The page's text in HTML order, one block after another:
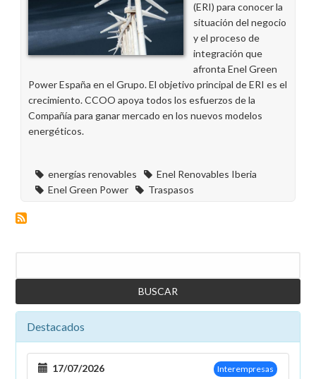
(ERI) para conocer la
situación del negocio
y el proceso de
integración que
afronta Enel Green
Power España en el Grupo. El objetivo principal de ERI es el
crecimiento. CCOO apoya todos los esfuerzos de la
Compañía para ganar mercado en los nuevos modelos
energéticos.
energías renovables
Enel Renovables Iberia
Enel Green Power
Traspasos
Destacados
Interempresas
17/07/2026